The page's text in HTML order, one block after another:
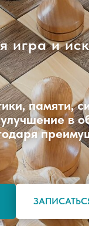
игра и
памяти,
в